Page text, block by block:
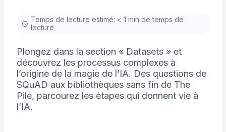
Temps de lecture estimé: < 1 min de temps de
lecture
Plongez dans la section « Datasets » et
découvrez les processus complexes à
l’origine de la magie de l’IA. Des questions de
SQuAD aux bibliothèques sans fin de The
Pile, parcourez les étapes qui donnent vie à
l’IA.